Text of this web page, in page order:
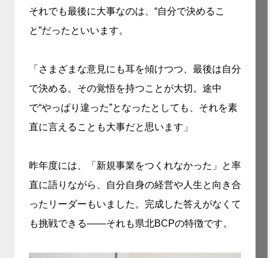
それでも最後に大事なのは、“自分で決めるこ
と”だったといいます。
「さまざまな意見にも耳を傾けつつ、最後は自分
で決める。その覚悟を持つことが大切。途中
で“やっぱり違った”となったとしても、それを素
直に言えることも大事だと思います」
昨年度には、「新規事業をつくれなかった」と率
直に語りながら、自分自身の経営や人生と向き合
ったリーダーもいました。完成した答えがなくて
も挑戦できる——それも県北BCPの特徴です。